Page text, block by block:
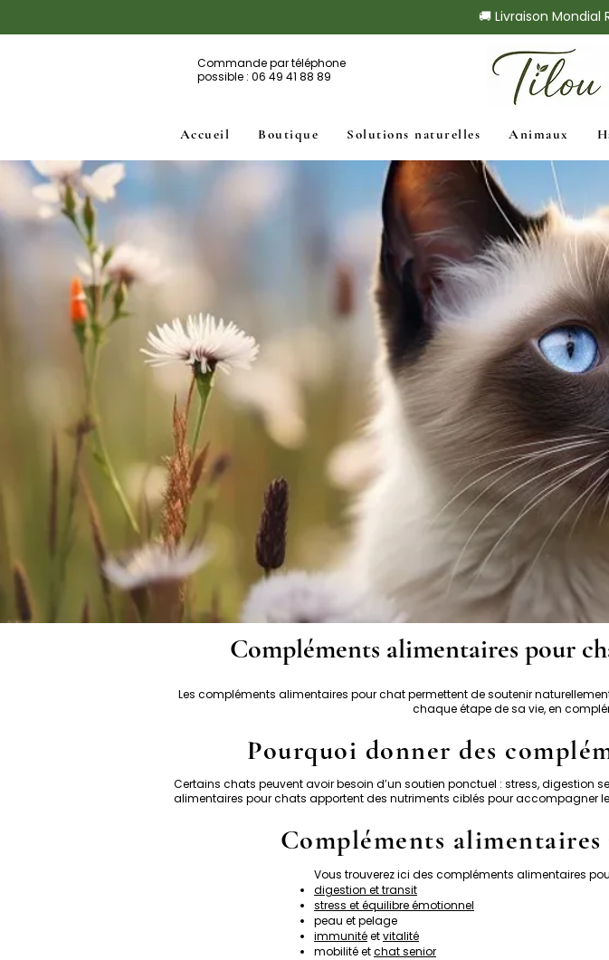
🚚 Livraison
Commande par téléphone
possible : 06 49 41 88 89
Accueil Boutique Solutions naturelles Animaux
Compléments alimentaires pour
Les compléments alimentaires pour chat permettent de soutenir
chaque étape de sa vie, en
Pourquoi donner des
Certains chats peuvent avoir besoin d’un soutien ponctuel : stress, digestion
alimentaires pour chats apportent des nutriments ciblés pour accompagner
Compléments alimentaires
Vous trouverez ici des compléments alimentaires
digestion et transit
stress et équilibre émotionnel
peau et pelage
immunitéetvitalité
mobilité etchat senior